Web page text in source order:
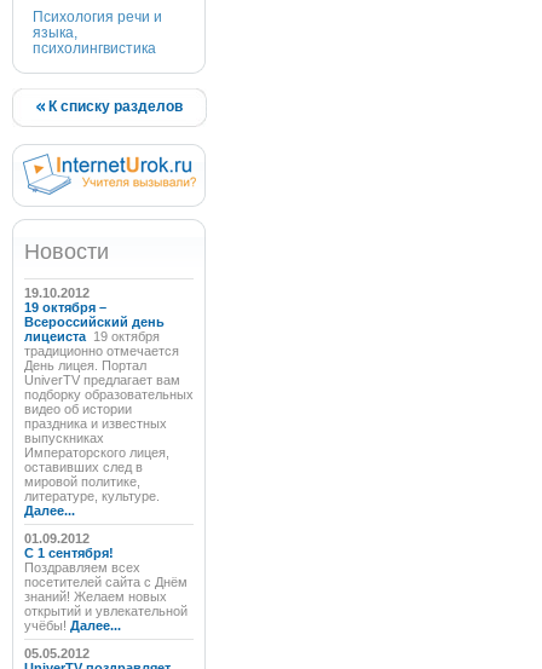
Психология речи и
языка,
психолингвистика
К списку разделов
Новости
19.10.2012
19 октября –
Всероссийский день
лицеиста 19 октября
традиционно отмечается
День лицея. Портал
UniverTV предлагает вам
подборку образовательных
видео об истории
праздника и известных
выпускниках
Императорского лицея,
оставивших след в
мировой политике,
литературе, культуре.
Далее...
01.09.2012
C 1 сентября!
Поздравляем всех
посетителей сайта с Днём
знаний! Желаем новых
открытий и увлекательной
учёбы! Далее...
05.05.2012